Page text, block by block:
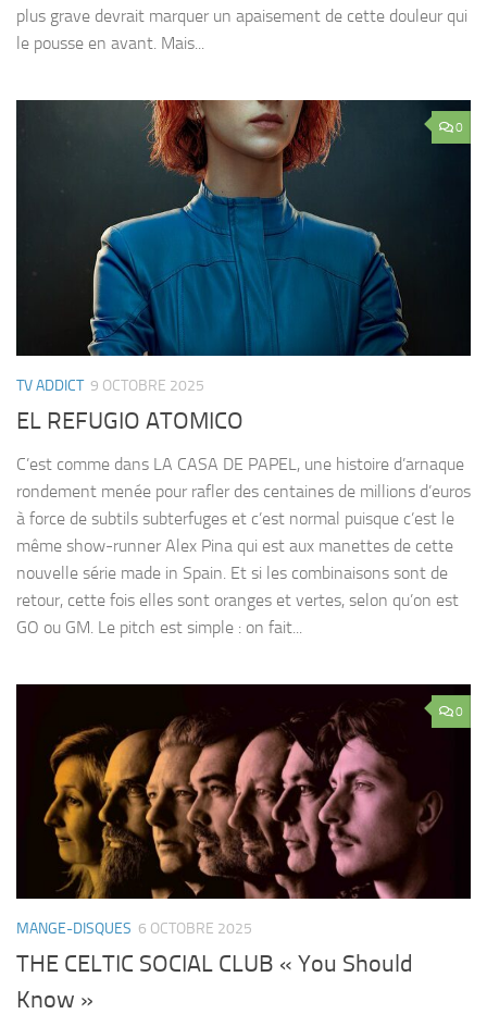
plus grave devrait marquer un apaisement de cette douleur qui
le pousse en avant. Mais...
0
TV ADDICT 9 OCTOBRE 2025
EL REFUGIO ATOMICO
C’est comme dans LA CASA DE PAPEL, une histoire d’arnaque
rondement menée pour rafler des centaines de millions d’euros
à force de subtils subterfuges et c’est normal puisque c’est le
même show-runner Alex Pina qui est aux manettes de cette
nouvelle série made in Spain. Et si les combinaisons sont de
retour, cette fois elles sont oranges et vertes, selon qu’on est
GO ou GM. Le pitch est simple : on fait...
0
MANGE-DISQUES 6 OCTOBRE 2025
THE CELTIC SOCIAL CLUB « You Should
Know »